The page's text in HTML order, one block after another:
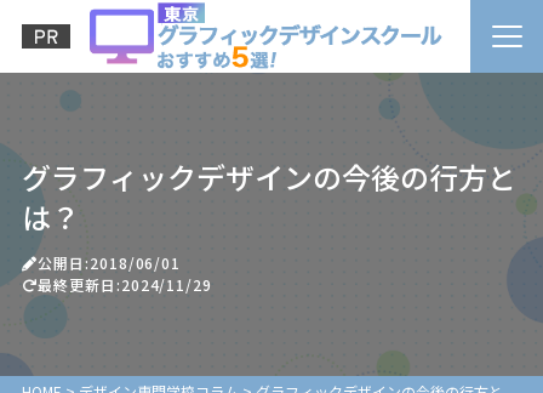
グラフィックデザインの今後の行方と
は？
公開日:2018/06/01
最終更新日:2024/11/29